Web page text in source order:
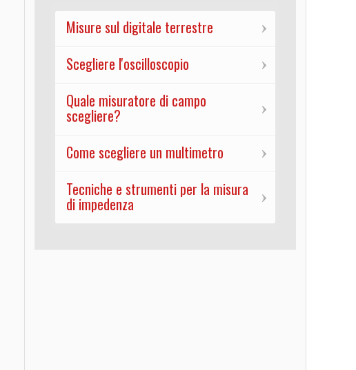
Misure sul digitale terrestre
Scegliere l'oscilloscopio
Quale misuratore di campo
scegliere?
Come scegliere un multimetro
Tecniche e strumenti per la misura
di impedenza